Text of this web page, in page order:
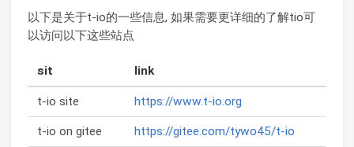
以下是关于t-io的一些信息, 如果需要更详细的了解tio可
以访问以下这些站点
sit link
t-io site https://www.t-io.org
t-io on gitee https://gitee.com/tywo45/t-io